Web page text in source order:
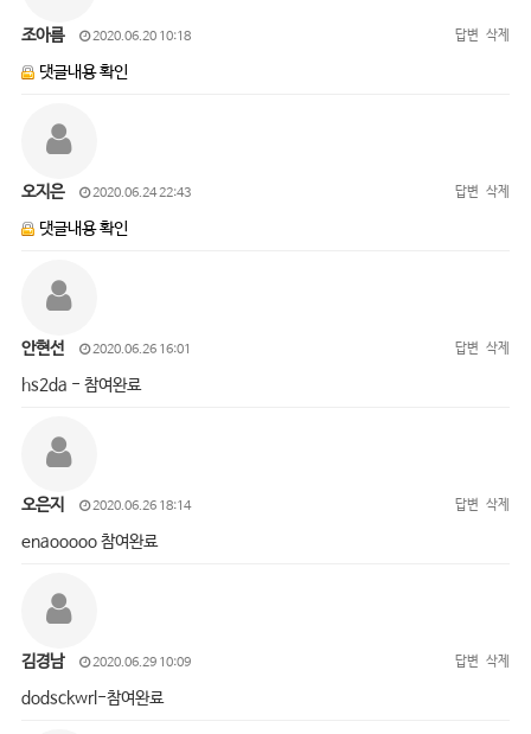
조아름 2020.06.20 10:18 답변 삭제
댓글내용 확인
오지은 2020.06.24 22:43 답변 삭제
댓글내용 확인
안현선 2020.06.26 16:01 답변 삭제
hs2da - 참여완료
오은지 2020.06.26 18:14 답변 삭제
enaooooo 참여완료
김경남 2020.06.29 10:09 답변 삭제
dodsckwrl-참여완료